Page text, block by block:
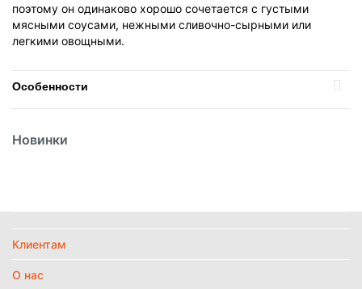
поэтому он одинаково хорошо сочетается с густыми
мясными соусами, нежными сливочно-сырными или
легкими овощными.
Особенности
Вид
Температурный режим Без режима
Найти похожие
Новинки
Клиентам
О нас